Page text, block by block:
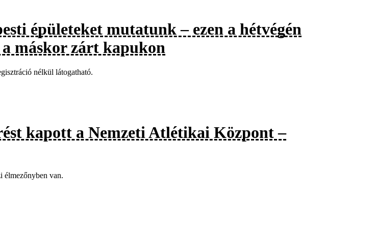
épületeket mutatunk – ezen a hétvégén
máskor zárt kapukon
nélkül látogatható.
kapott a Nemzeti Atlétikai Központ –
élmezőnyben van.